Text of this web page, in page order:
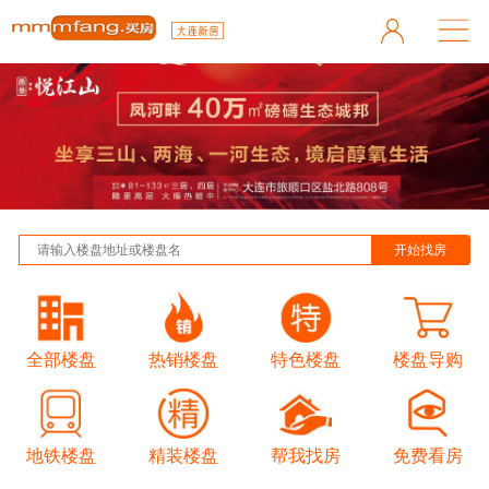
全部楼盘 热销楼盘 特色楼盘 楼盘导购
地铁楼盘 精装楼盘 帮我找房 免费看房